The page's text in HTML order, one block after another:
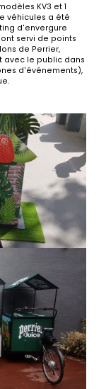
KV3 et 1
véhicules a été
d'envergure
servi de points
de Perrier,
avec le public dans
d'événements),